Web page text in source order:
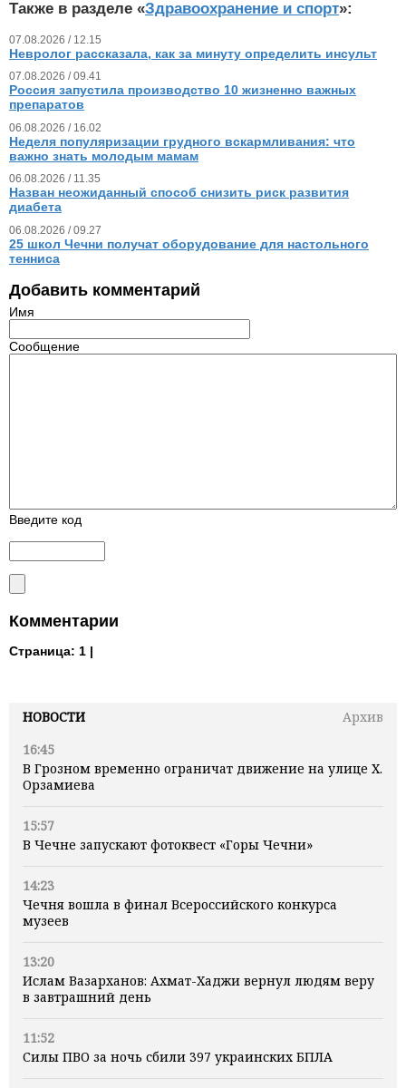
НОВОСТИ
Архив
16:45
В Грозном временно ограничат движение на улице Х.
Орзамиева
15:57
В Чечне запускают фотоквест «Горы Чечни»
14:23
Чечня вошла в финал Всероссийского конкурса
музеев
13:20
Ислам Вазарханов: Ахмат-Хаджи вернул людям веру
в завтрашний день
11:52
Силы ПВО за ночь сбили 397 украинских БПЛА
Также в разделе «Здравоохранение и спорт»:
07.08.2026 / 12.15
Невролог рассказала, как за минуту определить инсульт
07.08.2026 / 09.41
Россия запустила производство 10 жизненно важных
препаратов
06.08.2026 / 16.02
Неделя популяризации грудного вскармливания: что
важно знать молодым мамам
06.08.2026 / 11.35
Назван неожиданный способ снизить риск развития
диабета
06.08.2026 / 09.27
25 школ Чечни получат оборудование для настольного
тенниса
Добавить комментарий
Имя
Сообщение
Введите код
Комментарии
Страница: 1 |